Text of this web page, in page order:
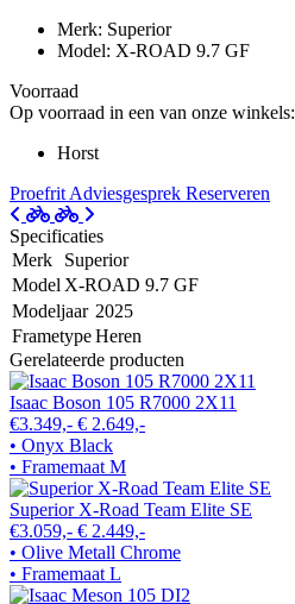
Merk: Superior
Model: X-ROAD 9.7 GF
Voorraad
Op voorraad in een van onze winkels:
Horst
Proefrit Adviesgesprek Reserveren
Specificaties
Merk
Superior
Model X-ROAD 9.7 GF
Modeljaar 2025
FrametypeHeren
Gerelateerde producten
Isaac Boson 105 R7000 2X11
€3.349,- € 2.649,-
• Onyx Black
• Framemaat M
Superior X-Road Team Elite SE
€3.059,- € 2.449,-
• Olive Metall Chrome
• Framemaat L